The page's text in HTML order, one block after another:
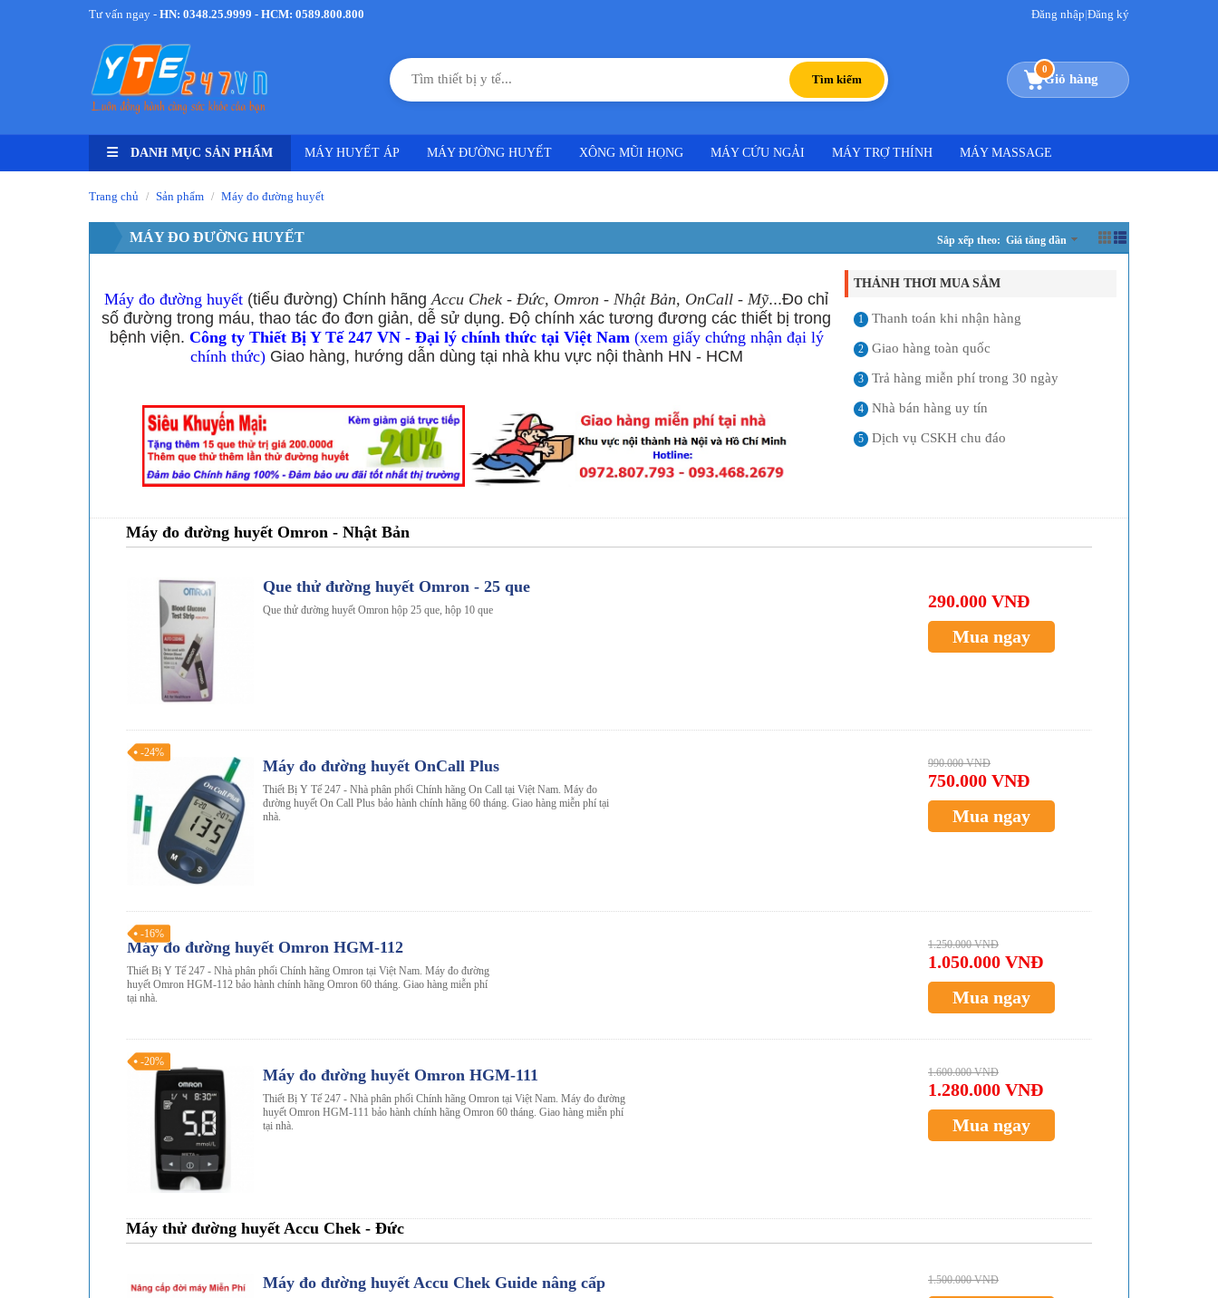
Tư vấn ngay - HN: 0348.25.9999 - HCM: 0589.800.800 Đăng nhập|Đăng ký
Tìm kiếm
0
Giỏ hàng
DANH MỤC SẢN PHẨM MÁY HUYẾT ÁP MÁY ĐƯỜNG HUYẾT XÔNG MŨI HỌNG MÁY CỨU NGẢI MÁY TRỢ THÍNH MÁY MASSAGE
Trang chủ / Sản phẩm / Máy đo đường huyết
MÁY ĐO ĐƯỜNG HUYẾT Sắp xếp theo: Giá tăng dần
Máy đo đường huyết (tiểu đường) Chính hãngAccu Chek - Đức, Omron - Nhật Bản, OnCall - Mỹ...Đo chỉ
số đường trong máu, thao tác đo đơn giản, dễ sử dụng. Độ chính xác tương đương các thiết bị trong
bệnh viện. Công ty Thiết Bị Y Tế 247 VN - Đại lý chính thức tại Việt Nam (xem giấy chứng nhận đại lý
chính thức) Giao hàng, hướng dẫn dùng tại nhà khu vực nội thành HN - HCM
THẢNH THƠI MUA SẮM
1 Thanh toán khi nhận hàng
2 Giao hàng toàn quốc
3 Trả hàng miễn phí trong 30 ngày
4 Nhà bán hàng uy tín
5 Dịch vụ CSKH chu đáo
Máy đo đường huyết Omron - Nhật Bản
Que thử đường huyết Omron - 25 que
Que thử đường huyết Omron hộp 25 que, hộp 10 que
290.000 VNĐ
Mua ngay
-24%
Máy đo đường huyết OnCall Plus
Thiết Bị Y Tế 247 - Nhà phân phối Chính hãng On Call tại Việt Nam. Máy đo
đường huyết On Call Plus bảo hành chính hãng 60 tháng. Giao hàng miễn phí tại
nhà.
990.000 VNĐ
750.000 VNĐ
Mua ngay
-16%
Máy đo đường huyết Omron HGM-112
Thiết Bị Y Tế 247 - Nhà phân phối Chính hãng Omron tại Việt Nam. Máy đo đường
huyết Omron HGM-112 bảo hành chính hãng Omron 60 tháng. Giao hàng miễn phí
tại nhà.
1.250.000 VNĐ
1.050.000 VNĐ
Mua ngay
-20%
Máy đo đường huyết Omron HGM-111
Thiết Bị Y Tế 247 - Nhà phân phối Chính hãng Omron tại Việt Nam. Máy đo đường
huyết Omron HGM-111 bảo hành chính hãng Omron 60 tháng. Giao hàng miễn phí
tại nhà.
1.600.000 VNĐ
1.280.000 VNĐ
Mua ngay
Máy thử đường huyết Accu Chek - Đức
Máy đo đường huyết Accu Chek Guide nâng cấp 1.500.000 VNĐ